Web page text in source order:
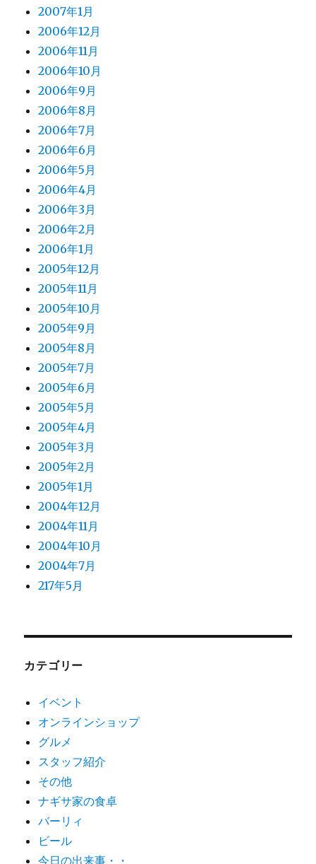
2007年1月
2006年12月
2006年11月
2006年10月
2006年9月
2006年8月
2006年7月
2006年6月
2006年5月
2006年4月
2006年3月
2006年2月
2006年1月
2005年12月
2005年11月
2005年10月
2005年9月
2005年8月
2005年7月
2005年6月
2005年5月
2005年4月
2005年3月
2005年2月
2005年1月
2004年12月
2004年11月
2004年10月
2004年7月
217年5月
カテゴリー
イベント
オンラインショップ
グルメ
スタッフ紹介
その他
ナギサ家の食卓
バーリィ
ビール
今日の出来事・・